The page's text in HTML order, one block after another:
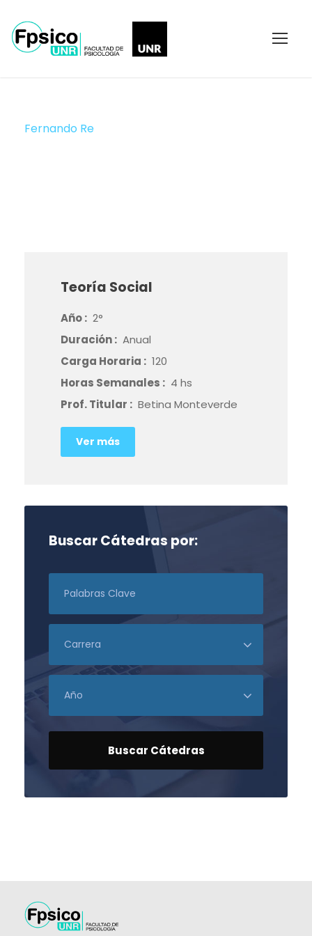
Fernando Re
Teoría Social
Año : 2°
Duración : Anual
Carga Horaria : 120
Horas Semanales : 4 hs
Prof. Titular : Betina Monteverde
Ver más
Buscar Cátedras por: